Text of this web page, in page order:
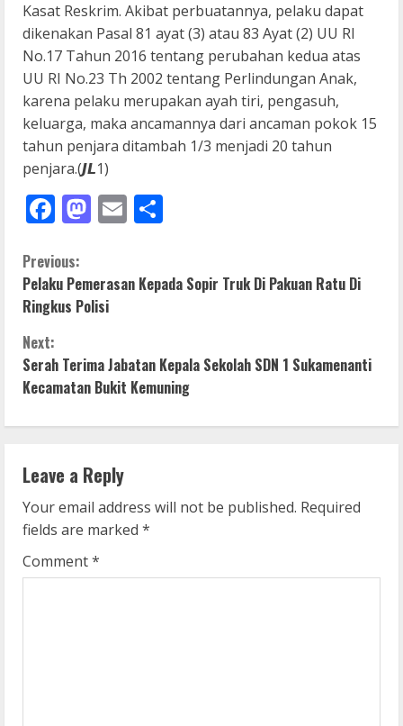
Kasat Reskrim. Akibat perbuatannya, pelaku dapat
dikenakan Pasal 81 ayat (3) atau 83 Ayat (2) UU RI
No.17 Tahun 2016 tentang perubahan kedua atas
UU RI No.23 Th 2002 tentang Perlindungan Anak,
karena pelaku merupakan ayah tiri, pengasuh,
keluarga, maka ancamannya dari ancaman pokok 15
tahun penjara ditambah 1/3 menjadi 20 tahun
penjara.(𝙅𝙇1)
Facebook
Mastodon
Email
C
o
n
t
i
n
u
e
R
Previous:
Pelaku Pemerasan Kepada Sopir Truk Di Pakuan Ratu Di
Ringkus Polisi
Next:
Serah Terima Jabatan Kepala Sekolah SDN 1 Sukamenanti
Kecamatan Bukit Kemuning
Leave a Reply
Your email address will not be published. Required
fields are marked *
Comment*